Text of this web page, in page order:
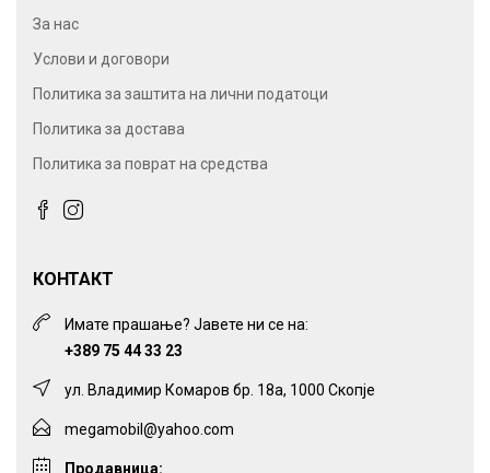
За нас
Услови и договори
Политика за заштита на лични податоци
Политика за достава
Политика за поврат на средства
КОНТАКТ
Имате прашање? Јавете ни се на:
+389 75 44 33 23
ул. Владимир Комаров бр. 18а, 1000 Скопје
megamobil@yahoo.com
Продавница: